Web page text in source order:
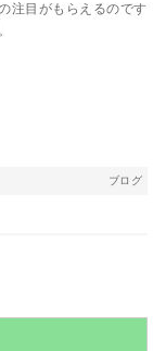
注目がもらえるのです
ブログ